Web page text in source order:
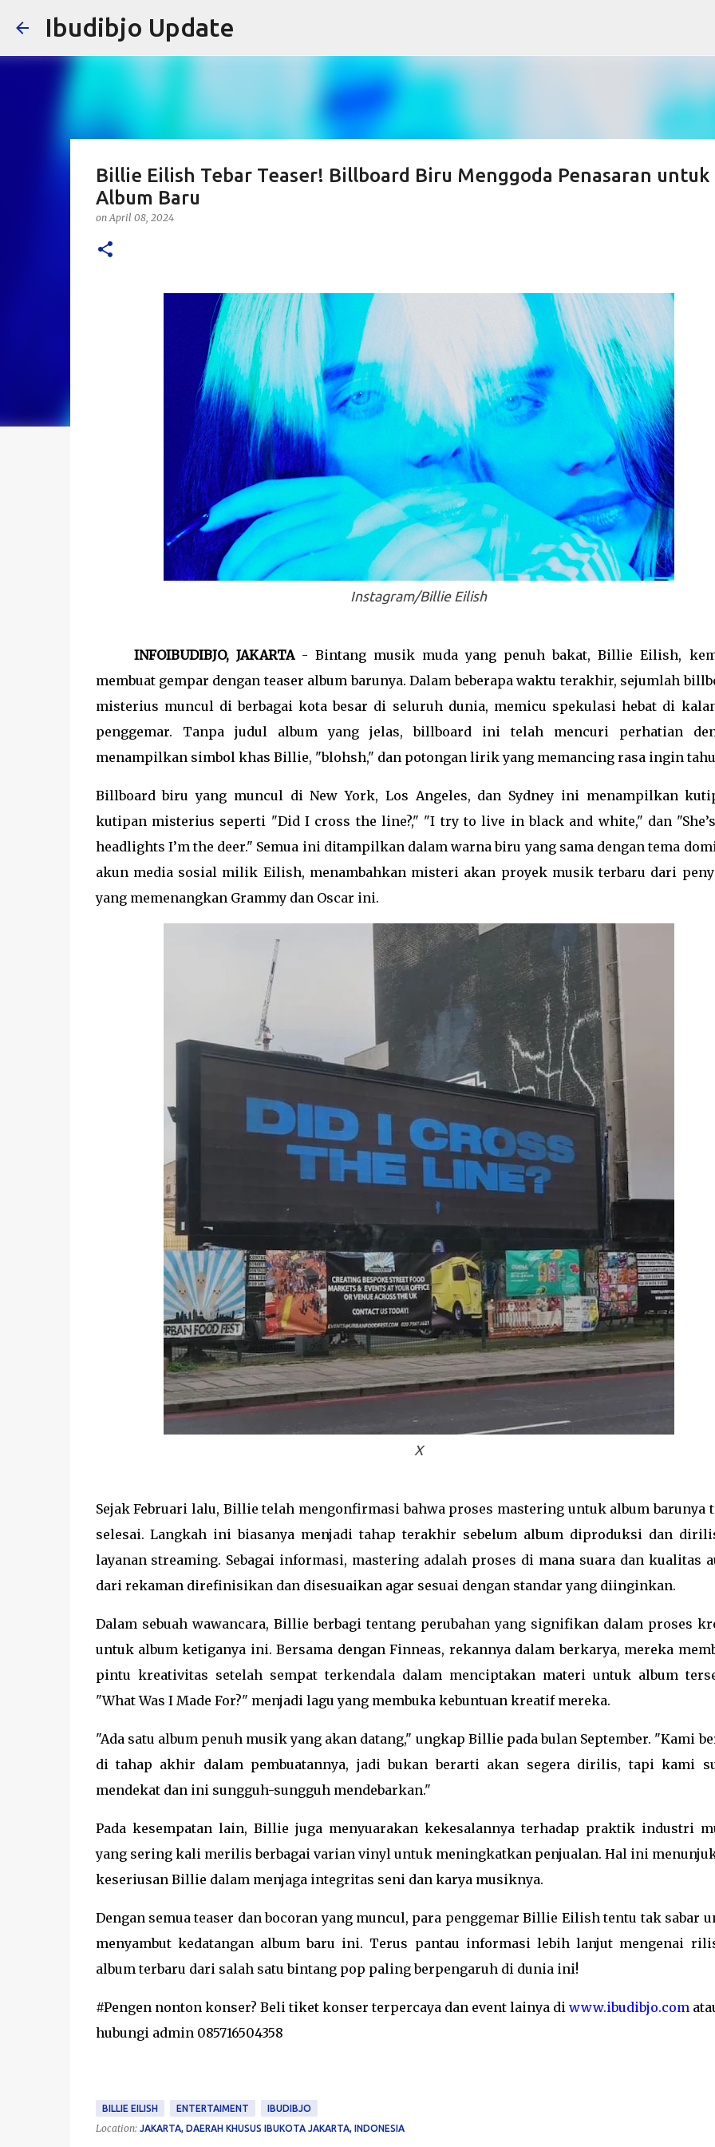
Ibudibjo Update
Billie Eilish Tebar Teaser! Billboard Biru Menggoda Penasaran untuk
Album Baru
onApril 08, 2024
Instagram/Billie Eilish
INFOIBUDIBJO, JAKARTA- Bintang musik muda yang penuh bakat, Billie Eilish,
membuat gempar dengan teaser album barunya. Dalam beberapa waktu terakhir, sejumlah
misterius muncul di berbagai kota besar di seluruh dunia, memicu spekulasi hebat di
penggemar. Tanpa judul album yang jelas, billboard ini telah mencuri perhatian
menampilkan simbol khas Billie, "blohsh," dan potongan lirik yang memancing rasa ingin
Billboard biru yang muncul di New York, Los Angeles, dan Sydney ini menampilkan
kutipan misterius seperti "Did I cross the line?," "I try to live in black and white," dan
headlights I’m the deer." Semua ini ditampilkan dalam warna biru yang sama dengan tema
akun media sosial milik Eilish, menambahkan misteri akan proyek musik terbaru dari
yang memenangkan Grammy dan Oscar ini.
X
Sejak Februari lalu, Billie telah mengonfirmasi bahwa proses mastering untuk album barunya
selesai. Langkah ini biasanya menjadi tahap terakhir sebelum album diproduksi dan
layanan streaming. Sebagai informasi, mastering adalah proses di mana suara dan kualitas
dari rekaman direfinisikan dan disesuaikan agar sesuai dengan standar yang diinginkan.
Dalam sebuah wawancara, Billie berbagi tentang perubahan yang signifikan dalam proses
untuk album ketiganya ini. Bersama dengan Finneas, rekannya dalam berkarya, mereka
pintu kreativitas setelah sempat terkendala dalam menciptakan materi untuk album
"What Was I Made For?" menjadi lagu yang membuka kebuntuan kreatif mereka.
"Ada satu album penuh musik yang akan datang," ungkap Billie pada bulan September. "Kami
di tahap akhir dalam pembuatannya, jadi bukan berarti akan segera dirilis, tapi kami
mendekat dan ini sungguh-sungguh mendebarkan."
Pada kesempatan lain, Billie juga menyuarakan kekesalannya terhadap praktik industri
yang sering kali merilis berbagai varian vinyl untuk meningkatkan penjualan. Hal ini
keseriusan Billie dalam menjaga integritas seni dan karya musiknya.
Dengan semua teaser dan bocoran yang muncul, para penggemar Billie Eilish tentu tak sabar
menyambut kedatangan album baru ini. Terus pantau informasi lebih lanjut mengenai
album terbaru dari salah satu bintang pop paling berpengaruh di dunia ini!
#Pengen nonton konser? Beli tiket konser terpercaya dan event lainya di www.ibudibjo.com
hubungi admin 085716504358
BILLIE EILISH ENTERTAIMENT IBUDIBJO
Location: JAKARTA, DAERAH KHUSUS IBUKOTA JAKARTA, INDONESIA